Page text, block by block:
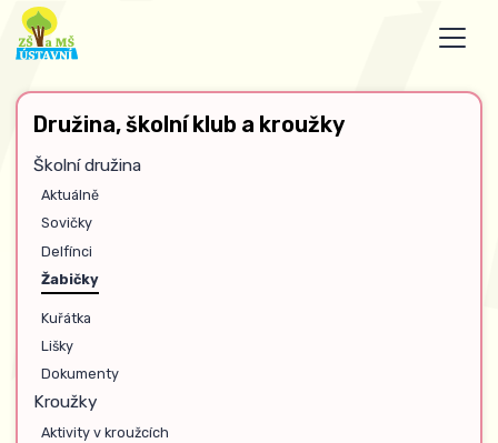
Družina, školní klub a kroužky
Školní družina
Aktuálně
Sovičky
Delfínci
Žabičky
Kuřátka
Lišky
Dokumenty
Kroužky
Aktivity v kroužcích